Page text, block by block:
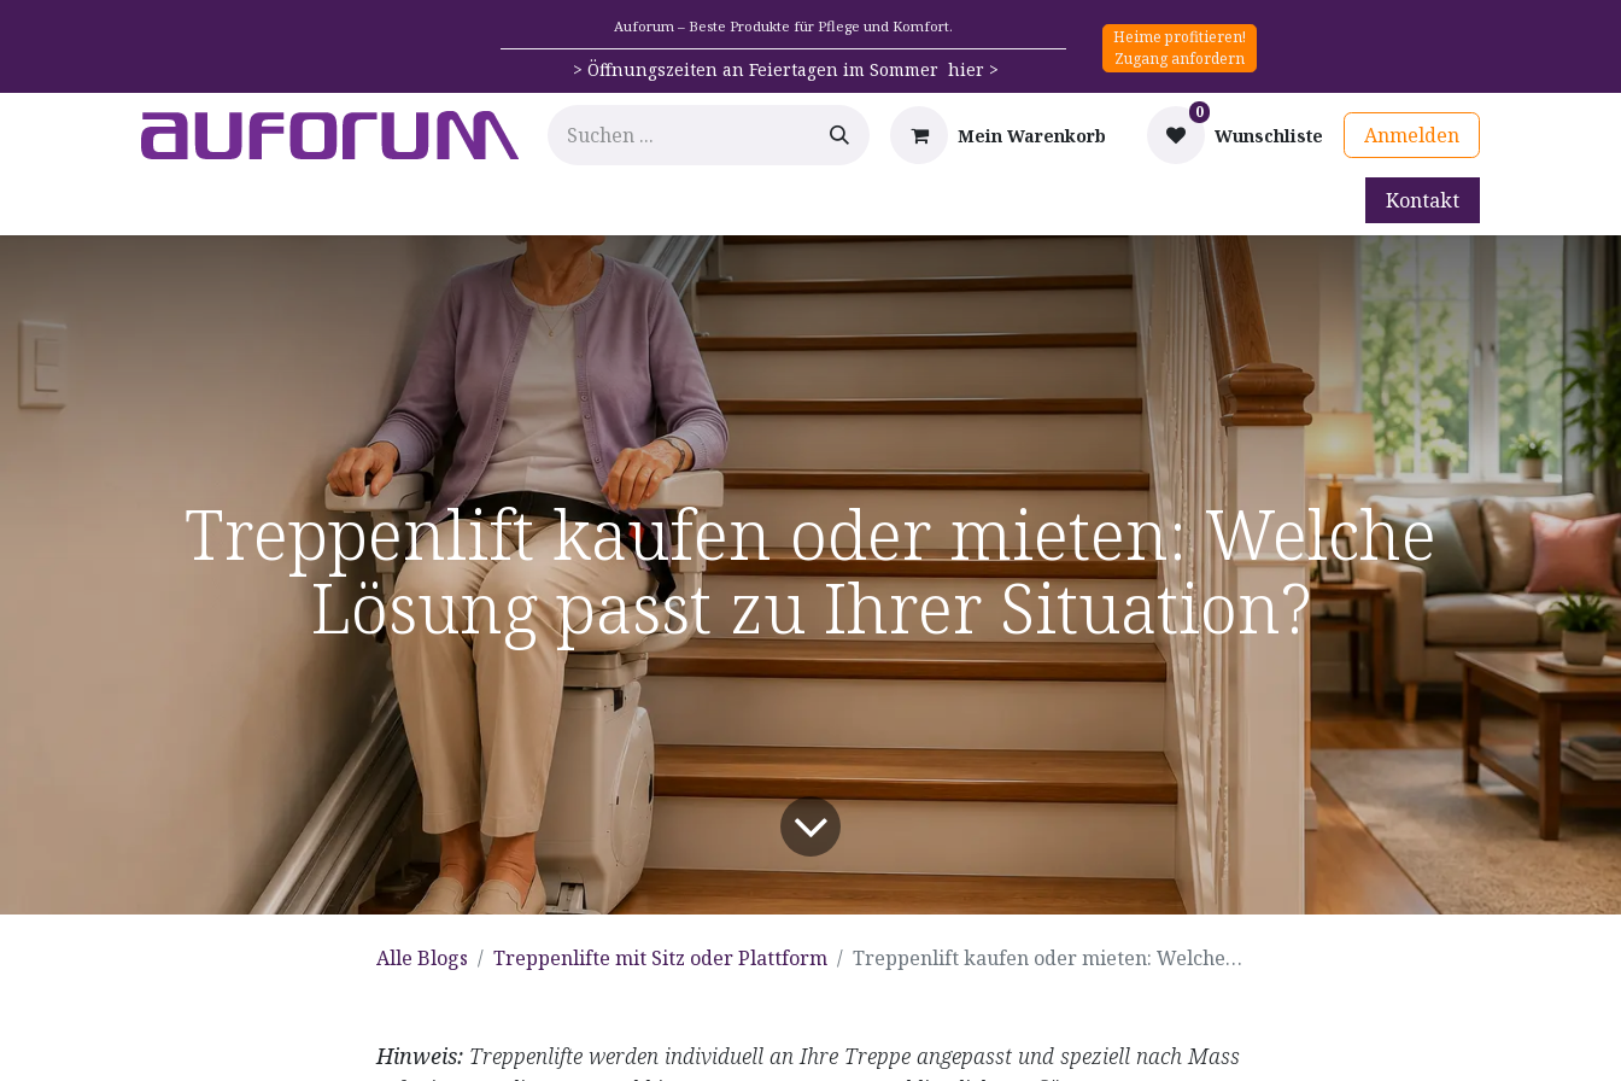
Auforum – Beste Produkte für Pflege und Komfort.
> Öffnungszeiten an Feiertagen im Sommer hier >
Heime profitieren!
Zugang anfordern
Mein Warenkorb
0
Wunschliste Anmelden
Mieten
Kontakt
Treppenlift kaufen oder mieten: Welche
Lösung passt zu Ihrer Situation?
Alle Blogs Treppenlifte mit Sitz oder Plattform Treppenlift kaufen oder mieten: Welche Lösung passt zu Ihrer Situation?
Hinweis: Treppenlifte werden individuell an Ihre Treppe angepasst und speziell nach Mass